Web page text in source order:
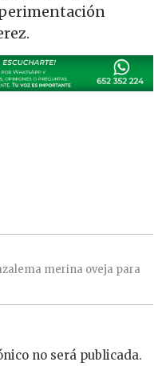
merina oveja para
no será publicada.